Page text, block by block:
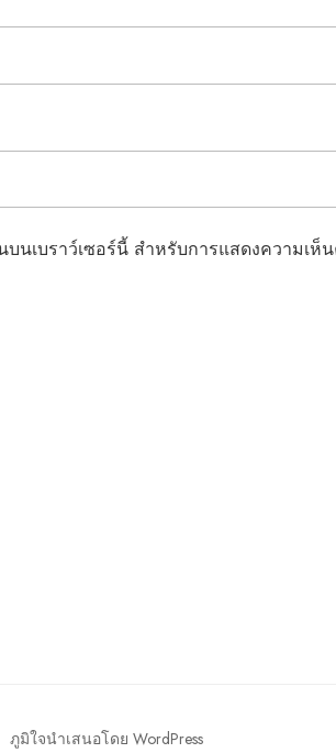
นเบราว์เซอร์นี้ สำหรับการแสดงความเห็
ภูมิใจนำเสนอโดย WordPress